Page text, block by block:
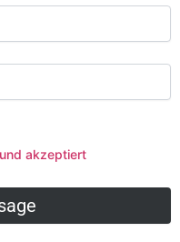
akzeptiert